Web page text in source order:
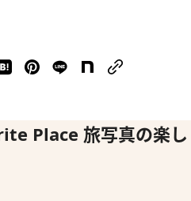
Place 旅写真の楽し